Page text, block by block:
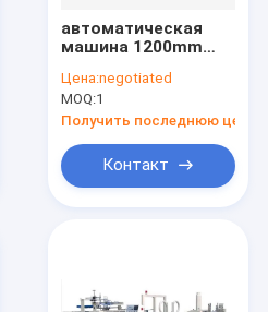
автоматическая
машина 1200mm
6T
Цена:negotiated
MOQ:1
Получить последнюю цену
Контакт